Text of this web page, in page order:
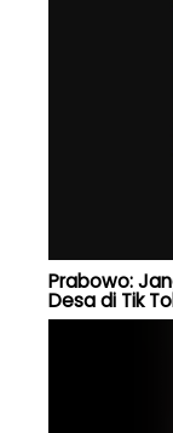
Prabowo:
Desa di Tik